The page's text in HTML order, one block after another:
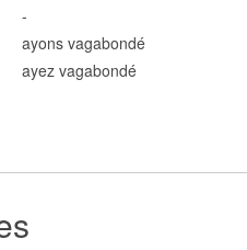
-
ayons vagabondé
ayez vagabondé